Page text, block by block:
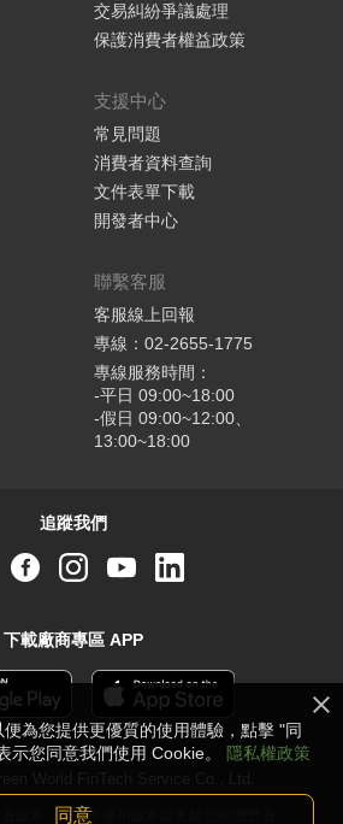
交易糾紛爭議處理
保護消費者權益政策
支援中心
常見問題
消費者資料查詢
文件表單下載
開發者中心
聯繫客服
客服線上回報
專線：02-2655-1775
專線服務時間：
-平日 09:00~18:00
-假日 09:00~12:00、
13:00~18:00
追蹤我們
下載廠商專區 APP
版本，若並非適用版本請更新您的瀏覽器。
為您提供更優質的使用體驗，點擊 "同
示您同意我們使用 Cookie。
隱私權政策
同意